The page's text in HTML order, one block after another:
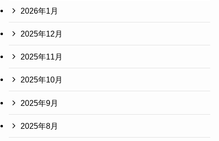
2026年1月
2025年12月
2025年11月
2025年10月
2025年9月
2025年8月